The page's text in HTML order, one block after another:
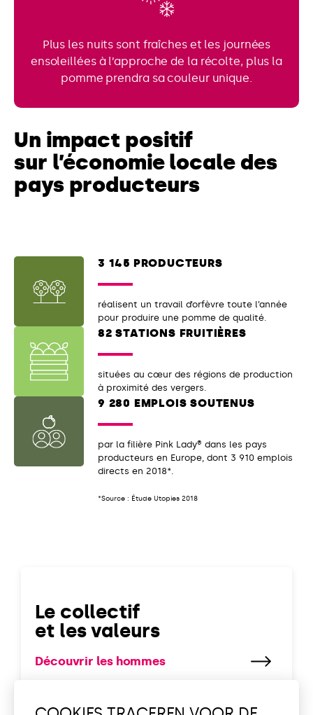
Plus les nuits sont fraîches et les journées
ensoleillées à l’approche de la récolte, plus la
pomme prendra sa couleur unique.
Un impact positif
sur l’économie locale des
pays producteurs
3 145 PRODUCTEURS
réalisent un travail d’orfèvre toute l’année
pour produire une pomme de qualité.
82 STATIONS FRUITIÈRES
situées au cœur des régions de production
à proximité des vergers.
9 280 EMPLOIS SOUTENUS
par la filière Pink Lady® dans les pays
producteurs en Europe, dont 3 910 emplois
directs en 2018*.
*Source : Étude Utopies 2018
Le collectif
et les valeurs
Découvrir les hommes